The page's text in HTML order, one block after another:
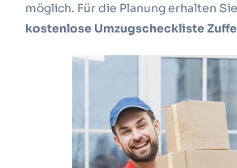
möglich. Für die Planung erhalten
kostenlose Umzugscheckliste